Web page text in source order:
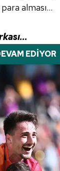
alması...
EDİYOR